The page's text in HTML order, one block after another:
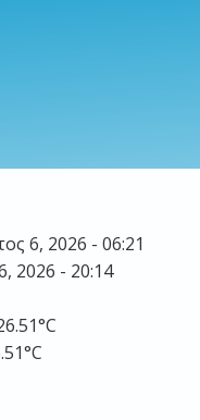
6, 2026 - 06:21
2026 - 20:14